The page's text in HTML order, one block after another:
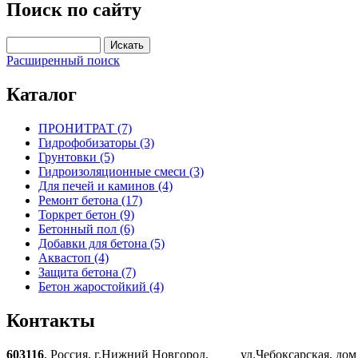
Поиск по сайту
Расширенный поиск
Каталог
ПРОНИТРАТ (7)
Гидрофобизаторы (3)
Грунтовки (5)
Гидроизоляционные смеси (3)
Для печей и каминов (4)
Ремонт бетона (17)
Торкрет бетон (9)
Бетонный пол (6)
Добавки для бетона (5)
Аквастоп (4)
Защита бетона (7)
Бетон жаростойкий (4)
Контакты
603116, Россия, г.Нижний Новгород, ул.Чебоксарская, дом